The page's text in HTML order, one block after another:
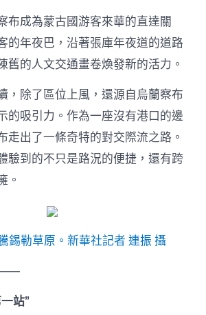
院
巡
檢”，
品
察
爾
風
俗〉
中
布成為蒙古國游客來華的直達關
的年夜巴，沿著張庫年夜道的道路
舊的人文交通畫卷煥發新的活力。
，除了區位上風，還源自烏蘭察布
的吸引力。作為一座沒有港口的邊
走出了一條奇特的對交際流之路。
驗到的不只是路況的便捷，還有跨
。
錫勒草原。新華社記者 連振 攝
——
站”